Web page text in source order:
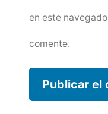
en este
comente.